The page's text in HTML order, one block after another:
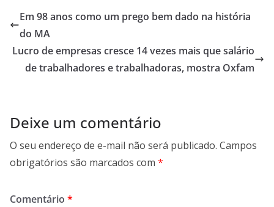
s
A
p
p
er b
o
k
gr
m
l l e
Em 98 anos como um prego bem dado na história
do MA
Lucro de empresas cresce 14 vezes mais que salário
de trabalhadores e trabalhadoras, mostra Oxfam
Deixe um comentário
O seu endereço de e-mail não será publicado. Campos
obrigatórios são marcados com *
Comentário *